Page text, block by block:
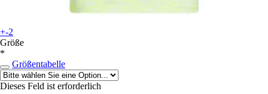
+-2
Größe
*
Größentabelle
Dieses Feld ist erforderlich